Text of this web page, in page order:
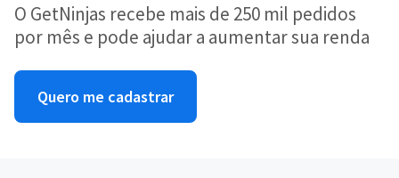
O GetNinjas recebe mais de 250 mil pedidos
por mês e pode ajudar a aumentar sua renda
Quero me cadastrar